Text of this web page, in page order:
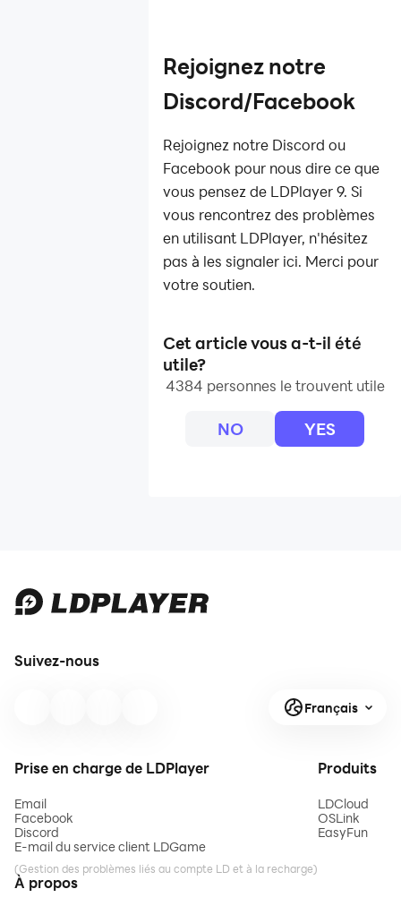
Rejoignez notre
Discord/Facebook
Rejoignez notre Discord ou
Facebook pour nous dire ce que
vous pensez de LDPlayer 9. Si
vous rencontrez des problèmes
en utilisant LDPlayer, n'hésitez
pas à les signaler ici. Merci pour
votre soutien.
Cet article vous a-t-il été
utile?
4384 personnes le trouvent utile
NO YES
Suivez-nous
Français
Prise en charge de LDPlayer
Email
Facebook
Discord
E-mail du service client LDGame
(Gestion des problèmes liés au compte LD et à la recharge)
Produits
LDCloud
OSLink
EasyFun
À propos